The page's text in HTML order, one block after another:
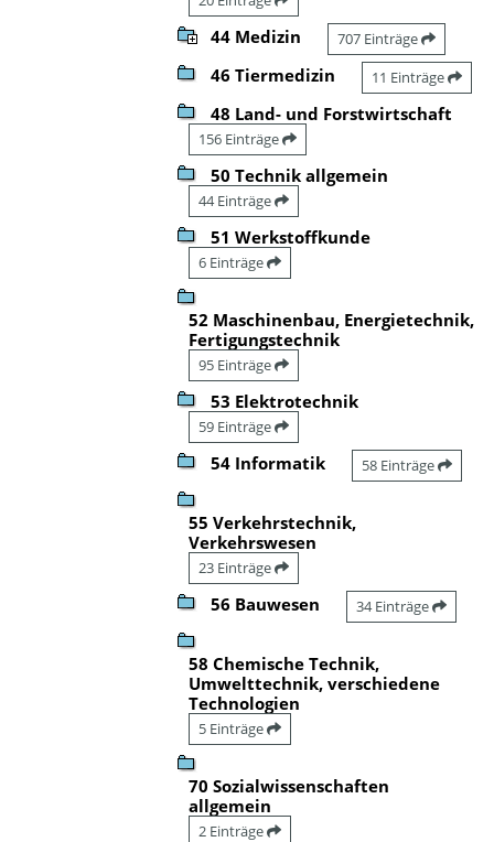
44 Medizin 707 Einträge
46 Tiermedizin 11 Einträge
48 Land- und Forstwirtschaft
156 Einträge
50 Technik allgemein
44 Einträge
51 Werkstoffkunde
6 Einträge
52 Maschinenbau, Energietechnik,
Fertigungstechnik
95 Einträge
53 Elektrotechnik
59 Einträge
54 Informatik 58 Einträge
55 Verkehrstechnik,
Verkehrswesen
23 Einträge
56 Bauwesen 34 Einträge
58 Chemische Technik,
Umwelttechnik, verschiedene
Technologien
5 Einträge
70 Sozialwissenschaften
allgemein
2 Einträge